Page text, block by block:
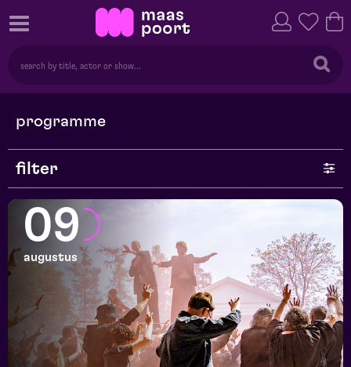
programme
filter
genre
series
month
price
09
augustus